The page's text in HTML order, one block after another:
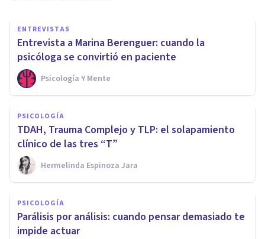
ENTREVISTAS
Entrevista a Marina Berenguer: cuando la
psicóloga se convirtió en paciente
Psicología Y Mente
PSICOLOGÍA
TDAH, Trauma Complejo y TLP: el solapamiento
clínico de las tres “T”
Hermelinda Espinoza Jara
PSICOLOGÍA
Parálisis por análisis: cuando pensar demasiado te
impide actuar